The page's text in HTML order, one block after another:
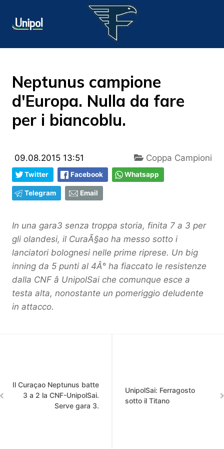
Neptunus campione
d'Europa. Nulla da fare
per i biancoblu.
09.08.2015 13:51 Coppa Campioni
Twitter Facebook Whatsapp
Telegram Email
In una gara3 senza troppa storia, finita 7 a 3 per
gli olandesi, il CuraÃ§ao ha messo sotto i
lanciatori bolognesi nelle prime riprese. Un big
inning da 5 punti al 4Â° ha fiaccato le resistenze
dalla CNF â UnipolSai che comunque esce a
testa alta, nonostante un pomeriggio deludente
in attacco.
Il Curaçao Neptunus batte
3 a 2 la CNF-UnipolSai.
Serve gara 3.
UnipolSai: Ferragosto
sotto il Titano